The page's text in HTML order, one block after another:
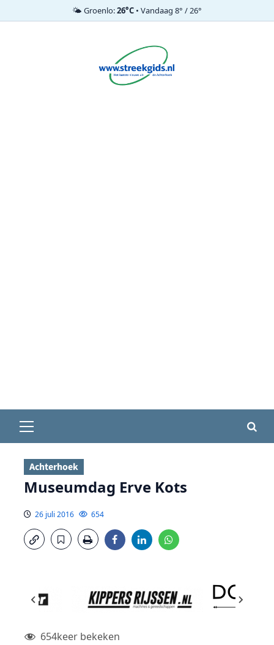
🌤️ Groenlo:26°C • Vandaag 8° / 26°
menu
Achterhoek
Museumdag Erve Kots
26 juli 2016 654
654keer bekeken